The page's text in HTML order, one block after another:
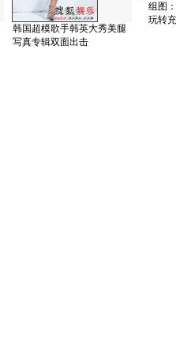
韩国超模歌手韩英大秀美腿
写真专辑双面出击
组图
玩转